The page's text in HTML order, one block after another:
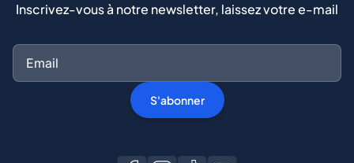
Inscrivez-vous à notre newsletter, laissez votre e-mail
S'abonner